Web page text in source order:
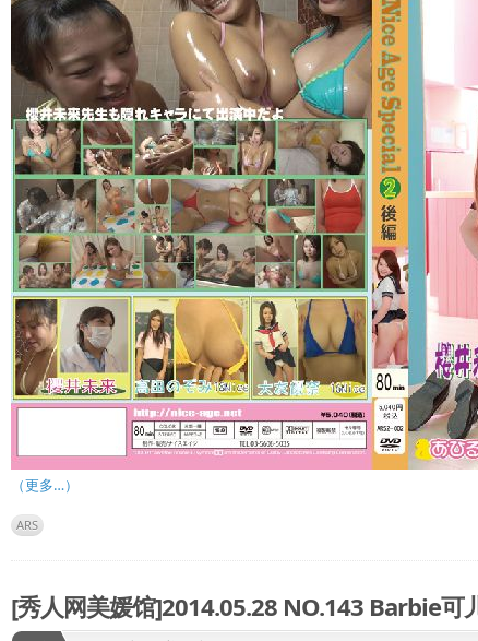
（更多…）
ARS
[秀人网美媛馆]2014.05.28 NO.143 Barbie可